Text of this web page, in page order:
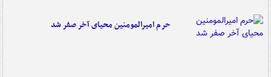
حرم امیرالمومنین محیای آخر صفر شد